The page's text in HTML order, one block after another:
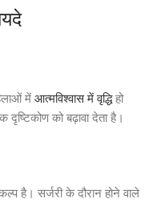
में आत्मविश्वास में वृद्धिहो
को बढ़ावा देता है।
है। सर्जरी के दौरान होने वाले